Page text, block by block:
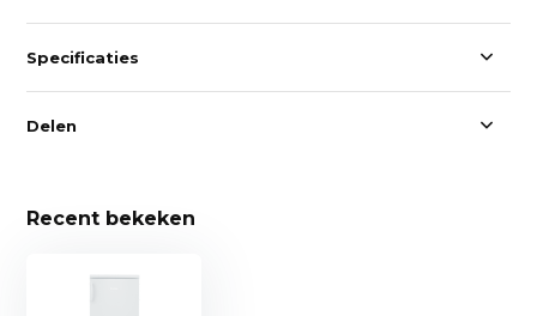
Specificaties
Delen
Recent bekeken